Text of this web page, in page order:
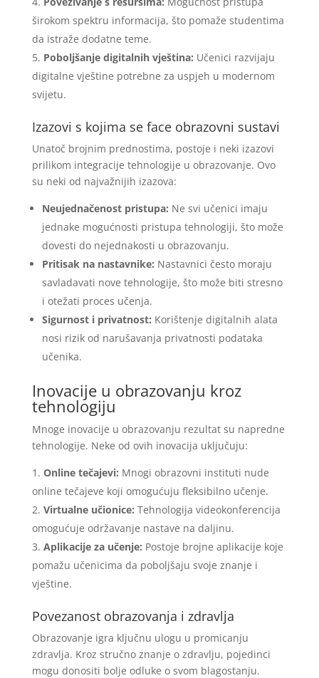
širokom spektru informacija, što pomaže studentima
da istraže dodatne teme.
Poboljšanje digitalnih vještina: Učenici razvijaju
digitalne vještine potrebne za uspjeh u modernom
svijetu.
Izazovi s kojima se face obrazovni sustavi
Unatoč brojnim prednostima, postoje i neki izazovi
prilikom integracije tehnologije u obrazovanje. Ovo
su neki od najvažnijih izazova:
Neujednačenost pristupa: Ne svi učenici imaju
jednake mogućnosti pristupa tehnologiji, što može
dovesti do nejednakosti u obrazovanju.
Pritisak na nastavnike: Nastavnici često moraju
savladavati nove tehnologije, što može biti stresno
i otežati proces učenja.
Sigurnost i privatnost: Korištenje digitalnih alata
nosi rizik od narušavanja privatnosti podataka
učenika.
Inovacije u obrazovanju kroz
tehnologiju
Mnoge inovacije u obrazovanju rezultat su napredne
tehnologije. Neke od ovih inovacija uključuju:
Online tečajevi: Mnogi obrazovni instituti nude
online tečajeve koji omogućuju fleksibilno učenje.
Virtualne učionice: Tehnologija videokonferencija
omogućuje održavanje nastave na daljinu.
Aplikacije za učenje: Postoje brojne aplikacije koje
pomažu učenicima da poboljšaju svoje znanje i
vještine.
Povezanost obrazovanja i zdravlja
Obrazovanje igra ključnu ulogu u promicanju
zdravlja. Kroz stručno znanje o zdravlju, pojedinci
mogu donositi bolje odluke o svom blagostanju.